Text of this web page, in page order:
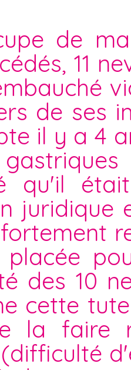
de
11
de ses
il y a 4
qu'il
juridique
placée
des 10
cette
la faire